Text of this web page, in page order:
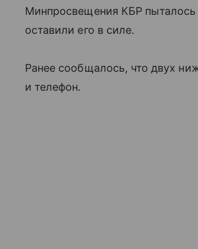
Минпросвещения КБР пыталось
оставили его в силе.
Ранее сообщалось, что двух
и телефон.